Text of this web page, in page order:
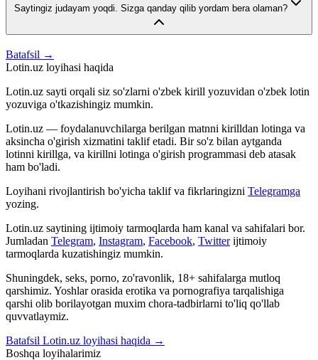
Saytingiz judayam yoqdi. Sizga qanday qilib yordam bera olaman?
Batafsil →
Lotin.uz loyihasi haqida
Lotin.uz sayti orqali siz so'zlarni o'zbek kirill yozuvidan o'zbek lotin
yozuviga o'tkazishingiz mumkin.
Lotin.uz — foydalanuvchilarga berilgan matnni kirilldan lotinga va
aksincha o'girish xizmatini taklif etadi. Bir so'z bilan aytganda
lotinni kirillga, va kirillni lotinga o'girish programmasi deb atasak
ham bo'ladi.
Loyihani rivojlantirish bo'yicha taklif va fikrlaringizni Telegramga
yozing.
Lotin.uz saytining ijtimoiy tarmoqlarda ham kanal va sahifalari bor.
Jumladan Telegram, Instagram, Facebook, Twitter ijtimoiy
tarmoqlarda kuzatishingiz mumkin.
Shuningdek, seks, porno, zo'ravonlik, 18+ sahifalarga mutloq
qarshimiz. Yoshlar orasida erotika va pornografiya tarqalishiga
qarshi olib borilayotgan muxim chora-tadbirlarni to'liq qo'llab
quvvatlaymiz.
Batafsil Lotin.uz loyihasi haqida →
Boshqa loyihalarimiz